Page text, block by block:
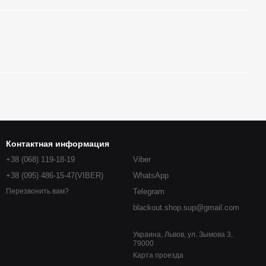
Контактная информация
+38 (068) 119-18-19
+38 (095) 486-15-47(VIBER)
Перезвонить вам?
Viber
WhatsApp
Telegram
blackout.shop.sup@gmail.com
Украина, Львов, ул. Зымова 3,
79000
Карта проезда